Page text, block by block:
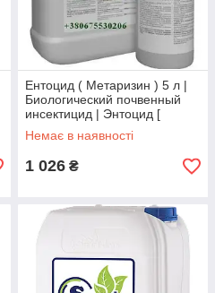
Ентоцид ( Метаризин ) 5 л |
Биологический почвенный
инсектицид | Энтоцид [
Энзим Агро ]
Немає в наявності
1 026 ₴